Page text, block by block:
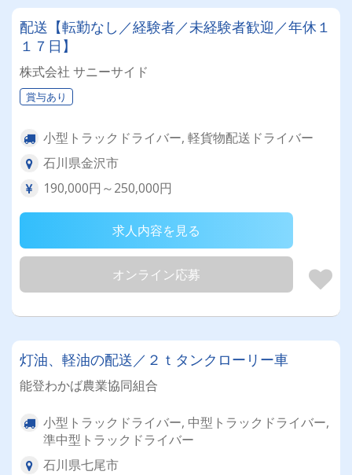
配送【転勤なし／経験者／未経験者歓迎／年休１
１７日】
株式会社 サニーサイド
賞与あり
小型トラックドライバー, 軽貨物配送ドライバー
石川県金沢市
190,000円～250,000円
求人内容を見る
オンライン応募
灯油、軽油の配送／２ｔタンクローリー車
能登わかば農業協同組合
小型トラックドライバー, 中型トラックドライバー,
準中型トラックドライバー
石川県七尾市